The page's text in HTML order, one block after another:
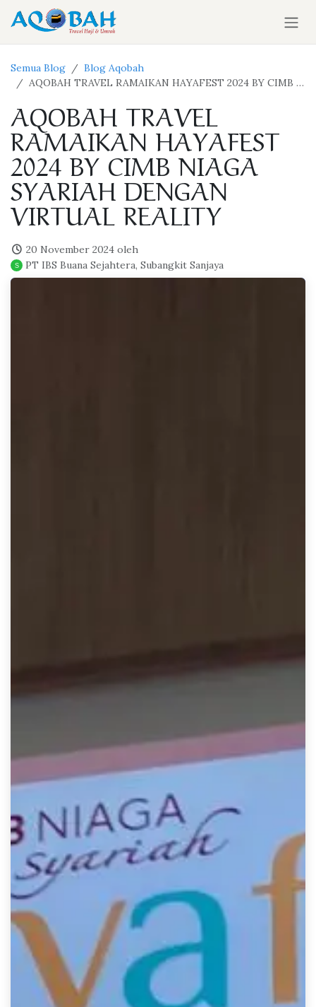
Skip ke Konten
Semua Blog
Blog Aqobah
AQOBAH TRAVEL RAMAIKAN HAYAFEST 2024 BY CIMB NIAGA SYARIAH DENGAN VIRTUAL REALITY
AQOBAH TRAVEL
RAMAIKAN HAYAFEST
2024 BY CIMB NIAGA
SYARIAH DENGAN
VIRTUAL REALITY
20 November 2024 oleh
PT IBS Buana Sejahtera, Subangkit Sanjaya